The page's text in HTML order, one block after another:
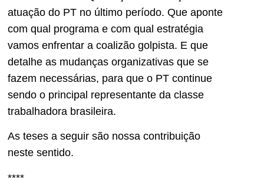
atuação do PT no último período. Que aponte
com qual programa e com qual estratégia
vamos enfrentar a coalizão golpista. E que
detalhe as mudanças organizativas que se
fazem necessárias, para que o PT continue
sendo o principal representante da classe
trabalhadora brasileira.
As teses a seguir são nossa contribuição
neste sentido.
****